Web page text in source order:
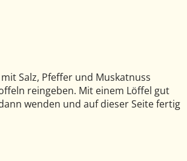
Salz, Pfeffer und Muskatnuss
reingeben. Mit einem Löffel gut
wenden und auf dieser Seite fertig